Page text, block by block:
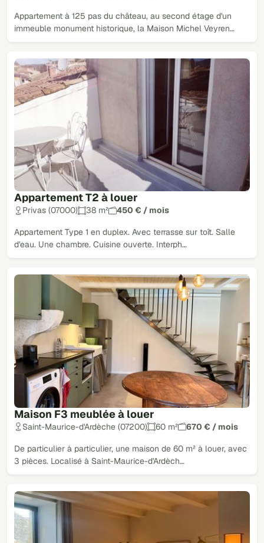
Appartement à 125 pas du château, au second étage d'un
immeuble monument historique, la Maison Michel Veyren…
Appartement T2 à louer
Privas (07000) 38 m² 450 € / mois
Appartement Type 1 en duplex. Avec terrasse sur toît. Salle
d'eau. Une chambre. Cuisine ouverte. Interph…
Maison F3 meublée à louer
Saint-Maurice-d'Ardèche (07200) 60 m² 670 € / mois
De particulier à particulier, une maison de 60 m² à louer, avec
3 pièces. Localisé à Saint-Maurice-d'Ardèch…